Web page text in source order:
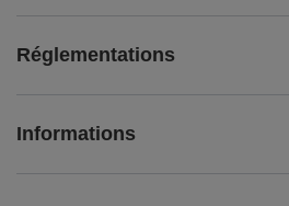
Réglementations
Informations